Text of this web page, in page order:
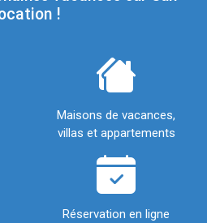
!
Maisons de vacances,
villas et appartements
Réservation en ligne